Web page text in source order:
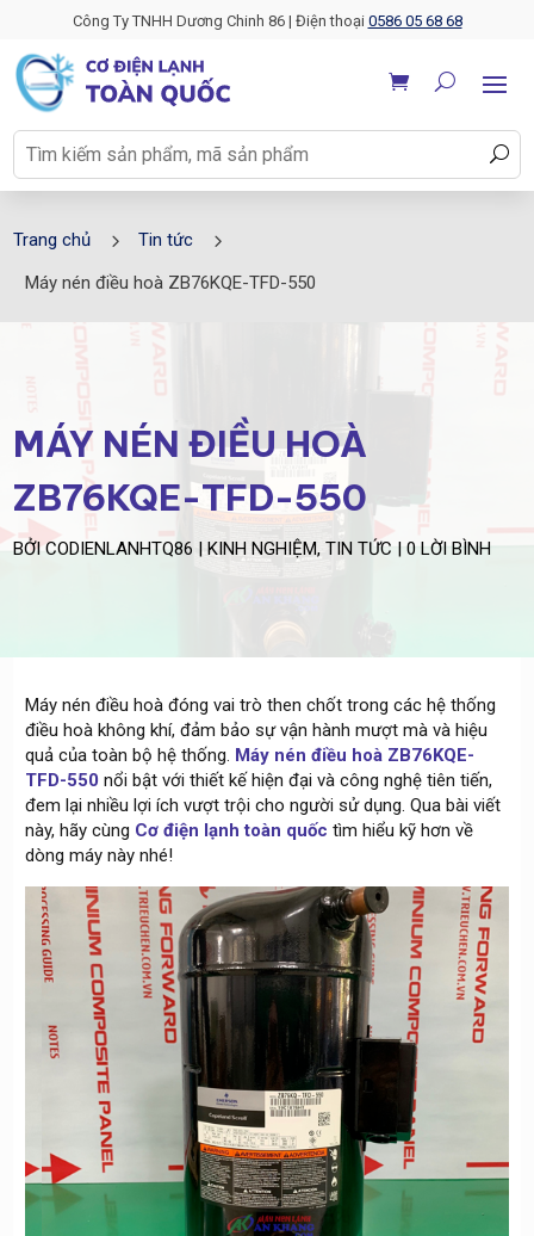
Công Ty TNHH Dương Chinh 86 | Điện thoại 0586 05 68 68
Trang chủ 5 Tin tức 5
Máy nén điều hoà ZB76KQE-TFD-550
MÁY NÉN ĐIỀU HOÀ
ZB76KQE-TFD-550
BỞICODIENLANHTQ86 |KINH NGHIỆM,TIN TỨC |0 LỜI BÌNH
Máy nén điều hoà đóng vai trò then chốt trong các hệ thống
điều hoà không khí, đảm bảo sự vận hành mượt mà và hiệu
quả của toàn bộ hệ thống. Máy nén điều hoà ZB76KQE-
TFD-550 nổi bật với thiết kế hiện đại và công nghệ tiên tiến,
đem lại nhiều lợi ích vượt trội cho người sử dụng. Qua bài viết
này, hãy cùng Cơ điện lạnh toàn quốc tìm hiểu kỹ hơn về
dòng máy này nhé!